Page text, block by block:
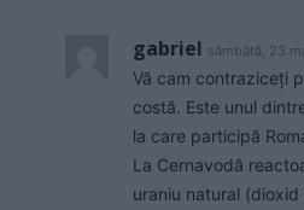
gabriel sâmbătă, 23
Vă cam contraziceți
costă. Este unul
la care participă
La Cernavodă
uraniu natural